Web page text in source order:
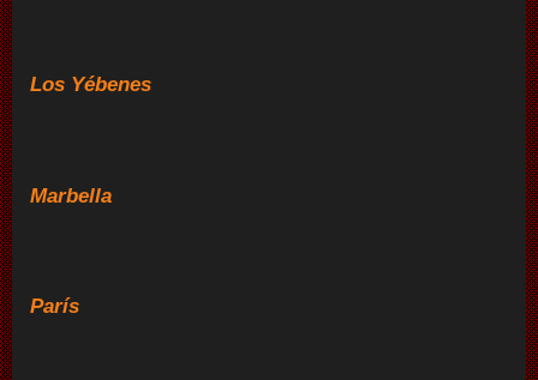
Los Yébenes
Marbella
París